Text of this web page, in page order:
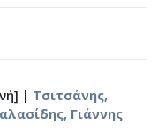
| Τσιτσάνης,
Γιάννης